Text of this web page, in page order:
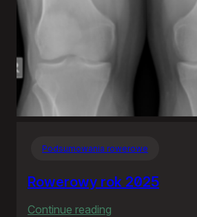
Podsumowania rowerowe
Rowerowy rok 2025
Continue reading